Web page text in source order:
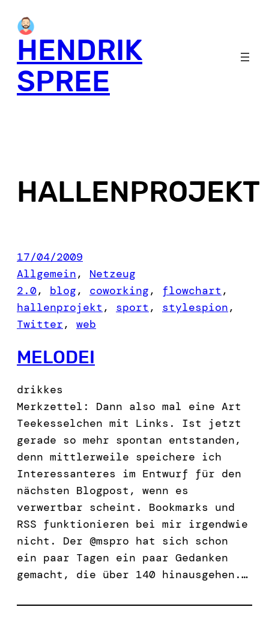
content
HENDRIK
SPREE
HALLENPROJEKT
17/04/2009
Allgemein, Netzeug
2.0, blog, coworking, flowchart
hallenprojekt , sport , stylespion
Twitter, web
MELODEI
drikkes
Merkzettel: Dann also mal eine Art
Teekesselchen mit Links. Ist jetzt
gerade so mehr spontan entstanden,
denn mittlerweile speichere ich
Interessanteres im Entwurf für den
nächsten Blogpost, wenn es
verwertbar scheint. Bookmarks und
RSS funktionieren bei mir irgendwie
nicht. Der @mspro hat sich schon
ein paar Tagen ein paar Gedanken
gemacht, die über 140 hinausgehen.…